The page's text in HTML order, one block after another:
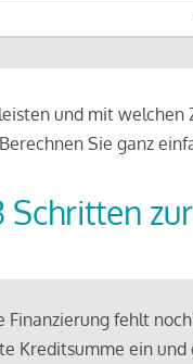
und mit
Sie ganz
fehlt
Kreditsumme ein